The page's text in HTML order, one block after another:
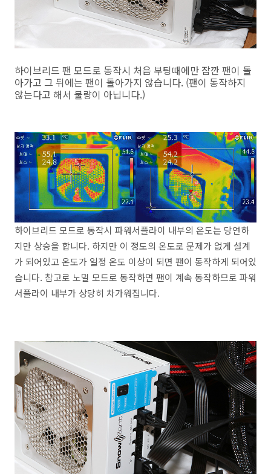
하이브리드 팬 모드로 동작시 처음 부팅때에만 잠깐 팬이 돌
아가고 그 뒤에는 팬이 돌아가지 않습니다. (팬이 동작하지
않는다고 해서 불량이 아닙니다.)
하이브리드 모드로 동작시 파워서플라이 내부의 온도는 당연하
지만 상승을 합니다. 하지만 이 정도의 온도로 문제가 없게 설계
가 되어있고 온도가 일정 온도 이상이 되면 팬이 동작하게 되어있
습니다. 참고로 노멀 모드로 동작하면 팬이 계속 동작하므로 파워
서플라이 내부가 상당히 차가워집니다.